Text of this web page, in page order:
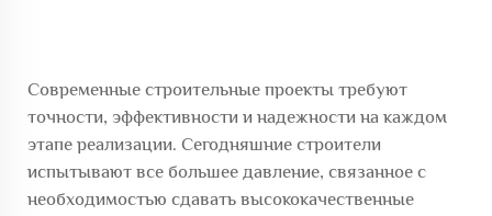
Современные строительные проекты требуют
точности, эффективности и надежности на каждом
этапе реализации. Сегодняшние строители
испытывают все большее давление, связанное с
необходимостью сдавать высококачественные